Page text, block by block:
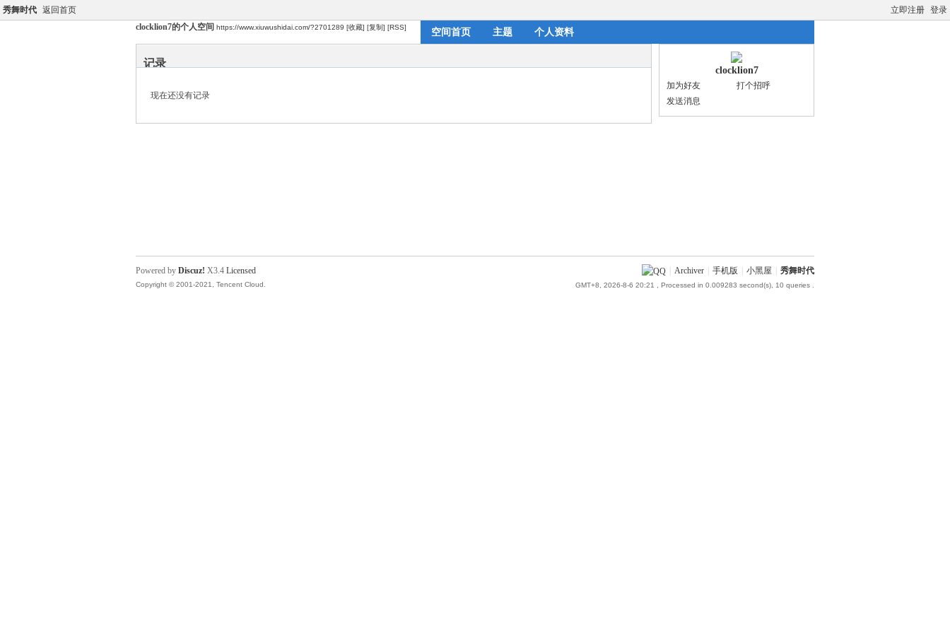
立即注册 登录
秀舞时代 返回首页
clocklion7的个人空间 https://www.xiuwushidai.com/?2701289 [收藏] [复制] [RSS] 空间首页 主题 个人资料
记录
现在还没有记录
clocklion7
加为好友
打个招呼
发送消息
Archiver 手机版 小黑屋 秀舞时代
GMT+8, 2026-8-6 20:21 , Processed in 0.009283 second(s), 10 queries .
Powered by Discuz! X3.4 Licensed
Copyright © 2001-2021, Tencent Cloud.